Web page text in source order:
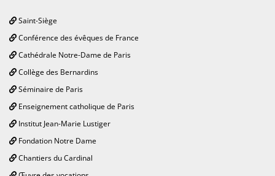
Saint-Siège
Conférence des évêques de France
Cathédrale Notre-Dame de Paris
Collège des Bernardins
Séminaire de Paris
Enseignement catholique de Paris
Institut Jean-Marie Lustiger
Fondation Notre Dame
Chantiers du Cardinal